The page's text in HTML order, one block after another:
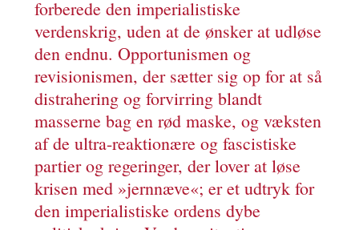
forberede den imperialistiske
verdenskrig, uden at de ønsker at udløse
den endnu. Opportunismen og
revisionismen, der sætter sig op for at så
distrahering og forvirring blandt
masserne bag en rød maske, og væksten
af de ultra-reaktionære og fascistiske
partier og regeringer, der lover at løse
krisen med »jernnæve«; er et udtryk for
den imperialistiske ordens dybe